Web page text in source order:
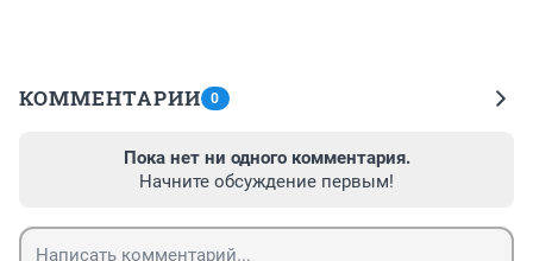
КОММЕНТАРИИ 0
Пока нет ни одного комментария.
Начните обсуждение первым!